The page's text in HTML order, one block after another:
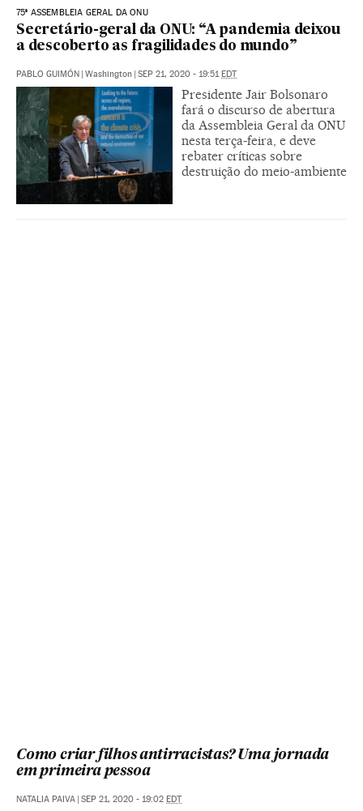
75ª ASSEMBLEIA GERAL DA ONU
Secretário-geral da ONU: “A pandemia deixou
a descoberto as fragilidades do mundo”
PABLO GUIMÓN Washington SEP 21, 2020 - 19:51 EDT
Presidente Jair Bolsonaro
fará o discurso de abertura
da Assembleia Geral da ONU
nesta terça-feira, e deve
rebater críticas sobre
destruição do meio-ambiente
Como criar filhos antirracistas? Uma jornada
em primeira pessoa
NATALIA PAIVA SEP 21, 2020 - 19:02 EDT